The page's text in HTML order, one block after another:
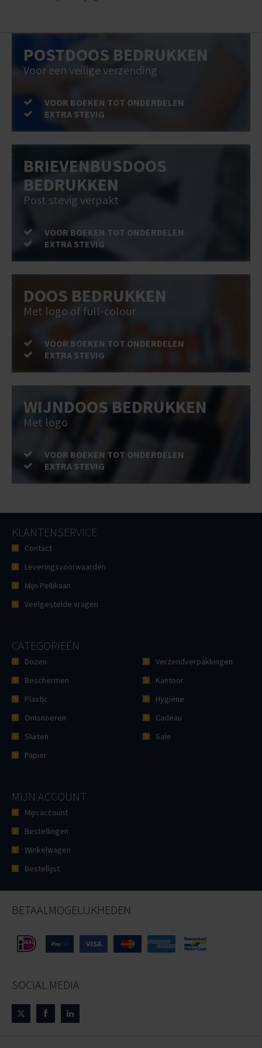
POSTDOOS BEDRUKKEN
Voor een veilige verzending
VOOR BOEKEN TOT ONDERDELEN
EXTRA STEVIG
BRIEVENBUSDOOS
BEDRUKKEN
Post stevig verpakt
VOOR BOEKEN TOT ONDERDELEN
EXTRA STEVIG
DOOS BEDRUKKEN
Met logo of full-colour
VOOR BOEKEN TOT ONDERDELEN
EXTRA STEVIG
WIJNDOOS BEDRUKKEN
Met logo
VOOR BOEKEN TOT ONDERDELEN
EXTRA STEVIG
KLANTENSERVICE
Contact
Leveringsvoorwaarden
Mijn Pellikaan
Veelgestelde vragen
CATEGORIEËN
Dozen
Beschermen
Plastic
Omsnoeren
Sluiten
Papier
Verzendverpakkingen
Kantoor
Hygiëne
Cadeau
Sale
MIJN ACCOUNT
Mijn account
Bestellingen
Winkelwagen
Bestellijst
BETAALMOGELIJKHEDEN
SOCIAL MEDIA